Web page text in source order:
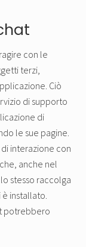
con le
terzi,
Ciò
di supporto
di
le sue pagine.
interazione con
anche nel
stesso raccolga
è installato.
potrebbero